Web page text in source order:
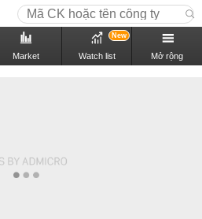
Market Watch list
New
Mở rộng